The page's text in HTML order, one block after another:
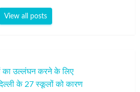
View all posts
का उल्लंघन करने के लिए
के 27 स्कूलों को कारण